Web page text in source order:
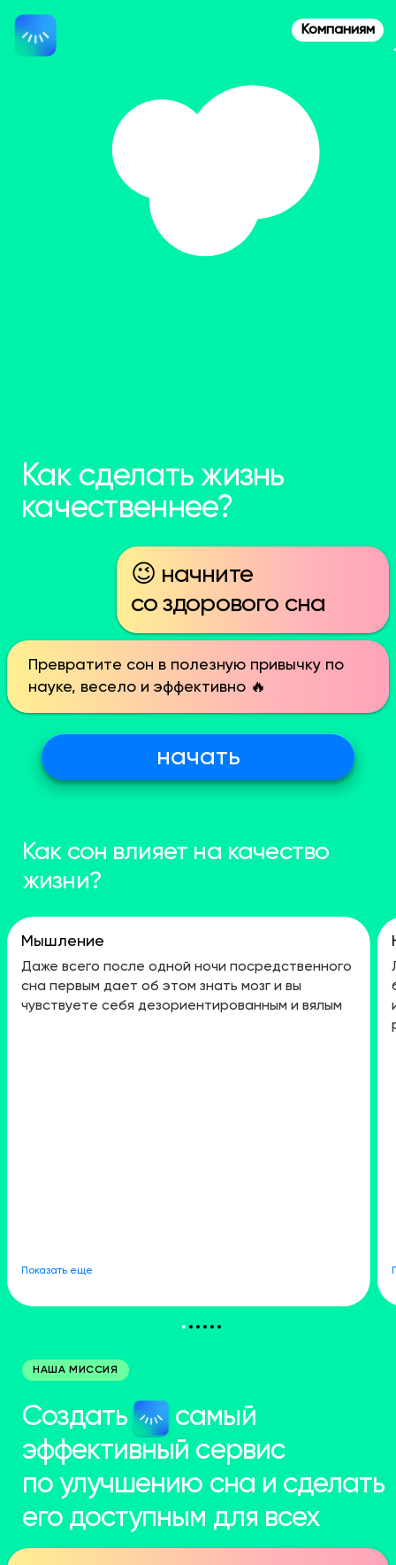
Компаниям
Как сделать жизнь
качественнее?
😉 начните
со здорового сна
Превратите сон в полезную привычку по
науке, весело и эффективно 🔥
начать
Как сон влияет на качество
жизни?
Мышление
Даже всего после одной ночи посредственного
сна первым дает об этом знать мозг и вы
чувствуете себя дезориентированным и вялым
Показать еще
НАША МИССИЯ
Создать
самый
эффективный сервис
по улучшению сна и сделать
его доступным для всех